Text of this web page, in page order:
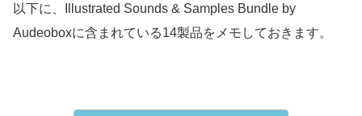
以下に、Illustrated Sounds & Samples Bundle by
Audeoboxに含まれている14製品をメモしておきます。